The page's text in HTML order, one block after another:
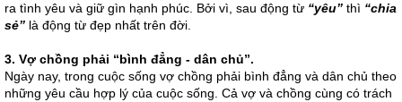
ra tình yêu và giữ gìn hạnh phúc. Bởi vì, sau động từ “yêu” thì “chia
sẻ” là động từ đẹp nhất trên đời.
3. Vợ chồng phải “bình đẳng - dân chủ”.
Ngày nay, trong cuộc sống vợ chồng phải bình đẳng và dân chủ theo
những yêu cầu hợp lý của cuộc sống. Cả vợ và chồng cùng có trách